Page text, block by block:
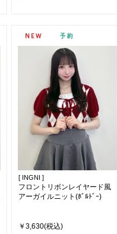
[ INGNI ]
フロントリボンレイヤード風
アーガイルニット(ﾎﾞﾙﾄﾞｰ)
￥3,630(税込)